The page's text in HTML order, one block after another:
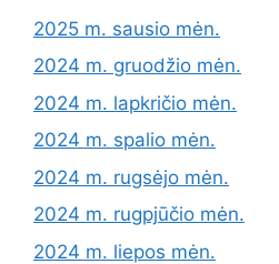
2025 m. sausio mėn.
2024 m. gruodžio mėn.
2024 m. lapkričio mėn.
2024 m. spalio mėn.
2024 m. rugsėjo mėn.
2024 m. rugpjūčio mėn.
2024 m. liepos mėn.